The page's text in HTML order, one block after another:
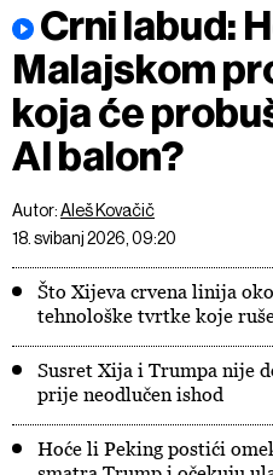
Crni labud:
Malajskom
koja će
AI balon?
Autor:Aleš Kovačič
18. svibanj 2026, 09:20
Što Xijeva crvena linija
tehnološke tvrtke koje
Susret Xija i Trumpa nije
prije neodlučen ishod
Hoće li Peking postići